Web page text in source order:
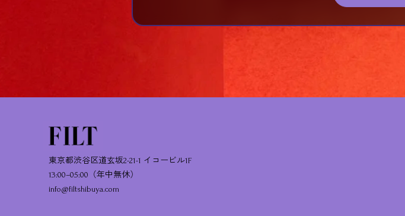
東京都渋谷区道玄坂2-21-1 イコービル1F
13:00–05:00（年中無休）
info@filtshibuya.com